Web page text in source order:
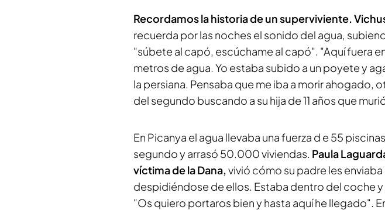
Recordamos la historia de un superviviente.
recuerda por las noches el sonido del agua,
"súbete al capó, escúchame al capó". "Aquí fuera
metros de agua. Yo estaba subido a un poyete y
la persiana. Pensaba que me iba a morir ahogado,
del segundo buscando a su hija de 11 años que
En Picanya el agua llevaba una fuerza d e 55
segundo y arrasó 50.000 viviendas. Paula
víctima de la Dana,vivió cómo su padre les enviaba
despidiéndose de ellos. Estaba dentro del coche y
"Os quiero portaros bien y hasta aquí he llegado".